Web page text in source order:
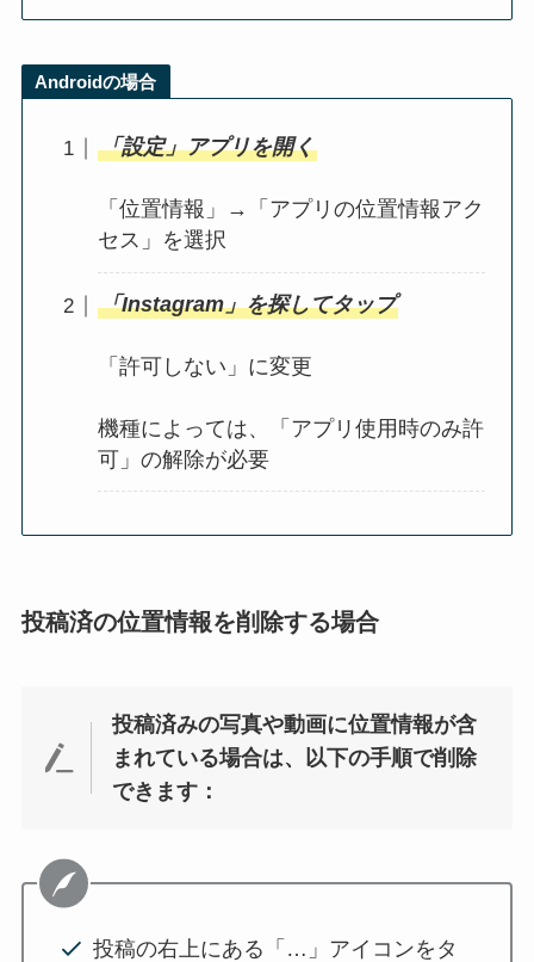
Androidの場合
「設定」アプリを開く
「位置情報」→「アプリの位置情報アク
セス」を選択
「Instagram」を探してタップ
「許可しない」に変更
機種によっては、「アプリ使用時のみ許
可」の解除が必要
投稿済の位置情報を削除する場合
投稿済みの写真や動画に位置情報が含
まれている場合は、以下の手順で削除
できます：
投稿の右上にある「…」アイコンをタ